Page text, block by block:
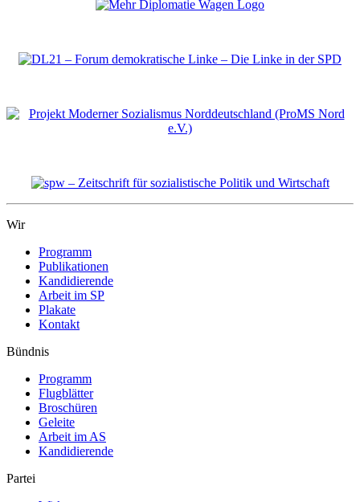
Wir
Programm
Publikationen
Kandidierende
Arbeit im SP
Plakate
Kontakt
Bündnis
Programm
Flugblätter
Broschüren
Geleite
Arbeit im AS
Kandidierende
Partei